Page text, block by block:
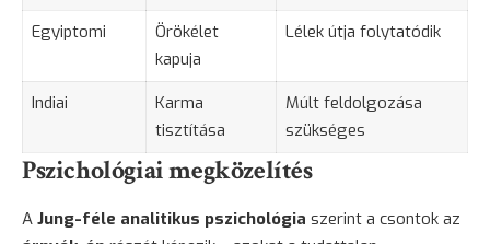
Egyiptomi
Örökélet
kapuja
Lélek útja folytatódik
Indiai
Karma
tisztítása
Múlt feldolgozása
szükséges
Pszichológiai megközelítés
A Jung-féle analitikus pszichológia szerint a csontok az